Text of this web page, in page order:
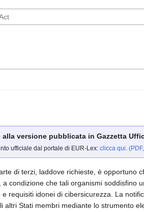
versione pubblicata in Gazzetta
ufficiale dal portale di EUR-Lex: clicca qui.
di terzi, laddove richieste, è opportuno
condizione che tali organismi soddisfino
requisiti idonei di cibersicurezza. La
altri Stati membri mediante lo strumento